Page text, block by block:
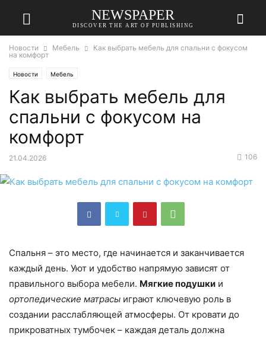
NEWSPAPER
DISCOVER THE ART OF PUBLISHING
Новости Мебель
Как выбрать мебель для спальни с фокусом
на комфорт
Новости Мебель
Как выбрать мебель для
спальни с фокусом на
комфорт
21.04.2026 106
Спальня – это место, где начинается и заканчивается
каждый день. Уют и удобство напрямую зависят от
правильного выбора мебели. Мягкие подушки и
ортопедические матрасы играют ключевую роль в
создании расслабляющей атмосферы. От кровати до
прикроватных тумбочек – каждая деталь должна